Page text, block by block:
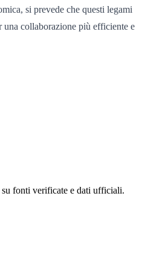
si prevede che questi legami
collaborazione più efficiente e
fonti verificate e dati ufficiali.